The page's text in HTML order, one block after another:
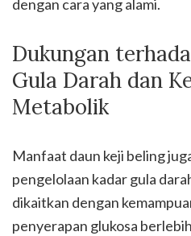
dengan cara yang alami.
Dukungan
Gula Darah dan
Metabolik
Manfaat daun keji beling
pengelolaan kadar gula
dikaitkan dengan
penyerapan glukosa